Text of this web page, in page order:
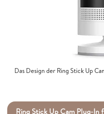
Das Design der Ring Stick Up
Ring Stick Up Cam Plug-In